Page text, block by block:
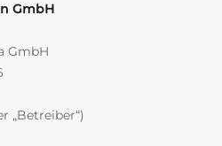
GmbH
GmbH
„Betreiber“)